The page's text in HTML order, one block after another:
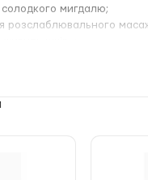
солодкого мигдалю;
розслаблювального
аромат;
використання наодинці
олії EXSENS Amethyst